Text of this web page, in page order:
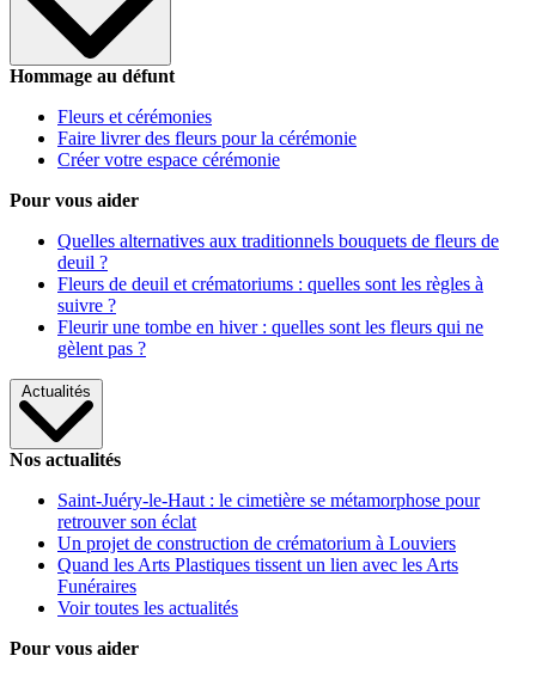
Hommage au défunt
Fleurs et cérémonies
Faire livrer des fleurs pour la cérémonie
Créer votre espace cérémonie
Pour vous aider
Quelles alternatives aux traditionnels bouquets de fleurs de
deuil ?
Fleurs de deuil et crématoriums : quelles sont les règles à
suivre ?
Fleurir une tombe en hiver : quelles sont les fleurs qui ne
gèlent pas ?
Actualités
Nos actualités
Saint-Juéry-le-Haut : le cimetière se métamorphose pour
retrouver son éclat
Un projet de construction de crématorium à Louviers
Quand les Arts Plastiques tissent un lien avec les Arts
Funéraires
Voir toutes les actualités
Pour vous aider